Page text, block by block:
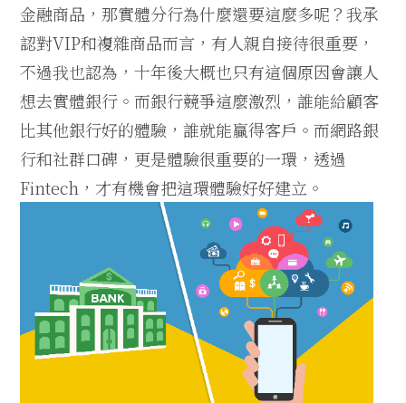
金融商品，那實體分行為什麼還要這麼多呢？我承
認對VIP和複雜商品而言，有人親自接待很重要，
不過我也認為，十年後大概也只有這個原因會讓人
想去實體銀行。而銀行競爭這麼激烈，誰能給顧客
比其他銀行好的體驗，誰就能贏得客戶。而網路銀
行和社群口碑，更是體驗很重要的一環，透過
Fintech，才有機會把這環體驗好好建立。